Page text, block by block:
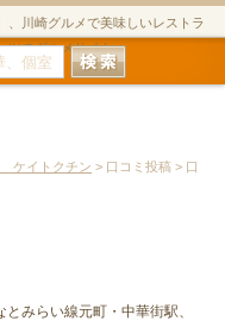
、川崎グルメで美味しいレストラ
ツのグルメサイト
ケイトクチン > 口コミ投稿 > 口
みらい線元町・中華街駅、